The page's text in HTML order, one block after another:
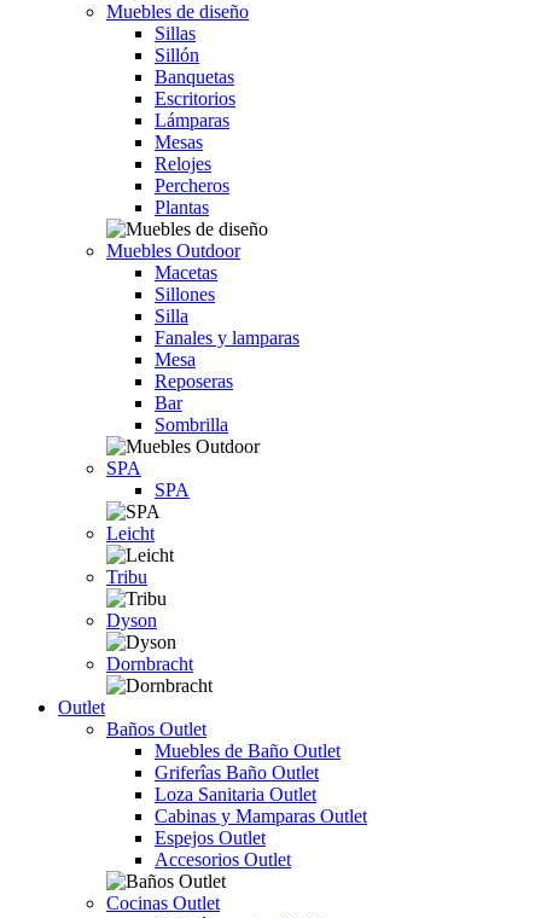
Muebles de diseño
Sillas
Sillón
Banquetas
Escritorios
Lámparas
Mesas
Relojes
Percheros
Plantas
Muebles Outdoor
Macetas
Sillones
Silla
Fanales y lamparas
Mesa
Reposeras
Bar
Sombrilla
SPA
SPA
Leicht
Tribu
Dyson
Dornbracht
Outlet
Baños Outlet
Muebles de Baño Outlet
Griferîas Baño Outlet
Loza Sanitaria Outlet
Cabinas y Mamparas Outlet
Espejos Outlet
Accesorios Outlet
Cocinas Outlet